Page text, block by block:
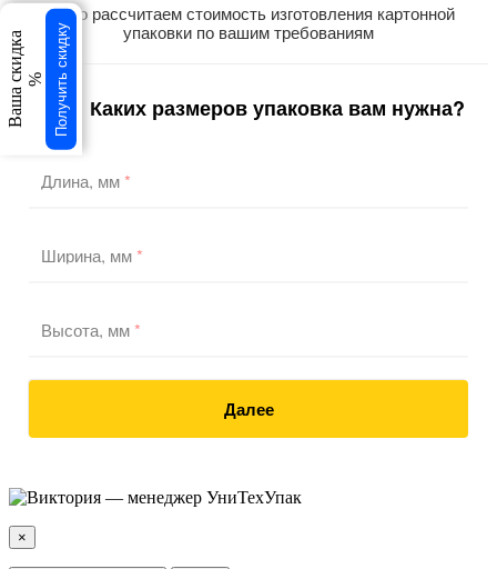
Точно рассчитаем стоимость изготовления картонной
упаковки по вашим требованиям
/3 Каких размеров упаковка вам нужна?
Длина, мм*
Ширина, мм*
Высота, мм*
Далее
×
Ваша скидка % Получить скидку